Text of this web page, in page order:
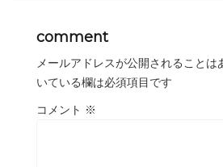
comment
メールアドレスが公開されることは
いている欄は必須項目です
コメント ※